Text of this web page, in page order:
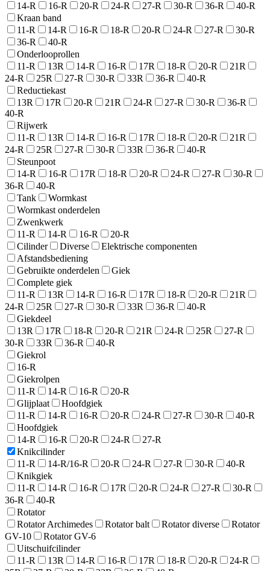
14-R
16-R 20-R 24-R 27-R 30-R 36-R
40-R
Kraan band
11-R
14-R 16-R 18-R 20-R 24-R 27-R
30-R
36-R
40-R
Onderlooprollen
11-R
13R 14-R 16-R 17R 18-R 20-R
21R
24-R
25R 27-R 30-R 33R 36-R
40-R
Reductiekast
13R
17R 20-R 21R 24-R 27-R 30-R
36-R
40-R
Rijwerk
11-R
13R 14-R 16-R 17R 18-R 20-R
21R
24-R
25R 27-R 30-R 33R 36-R
40-R
Steunpoot
14-R
16-R 17R 18-R 20-R 24-R 27-R
30-R
36-R
40-R
Tank
Wormkast
Wormkast onderdelen
Zwenkwerk
11-R
14-R 16-R
20-R
Cilinder
Diverse
Elektrische componenten
Afstandsbediening
Gebruikte onderdelen
Giek
Complete giek
11-R
13R 14-R 16-R 17R 18-R 20-R
21R
24-R
25R 27-R 30-R 33R 36-R
40-R
Giekdeel
13R
17R 18-R 20-R 21R 24-R 25R
27-R
30-R
33R 36-R
40-R
Giekrol
16-R
Giekrolpen
11-R
14-R 16-R
20-R
Glijplaat
Hoofdgiek
11-R
14-R 16-R 20-R 24-R 27-R 30-R
40-R
Hoofdgiek
14-R
16-R 20-R 24-R
27-R
Knikcilinder
11-R
14-R/16-R 20-R 24-R 27-R 30-R
40-R
Knikgiek
11-R
14-R 16-R 17R 20-R 24-R 27-R
30-R
36-R
40-R
Rotator
Rotator Archimedes
Rotator balt Rotator diverse
Rotator
GV-10
Rotator GV-6
Uitschuifcilinder
11-R
13R 14-R 16-R 17R 18-R 20-R
24-R